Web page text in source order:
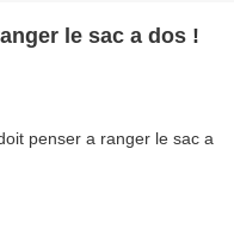
le sac a dos !